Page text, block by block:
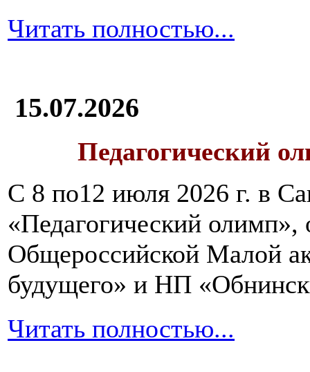
Читать полностью...
15.07.2026
Педагогический
С 8 по12 июля 2026 г. в
«Педагогический олимп»,
Общероссийской Малой
будущего» и НП
Читать полностью...